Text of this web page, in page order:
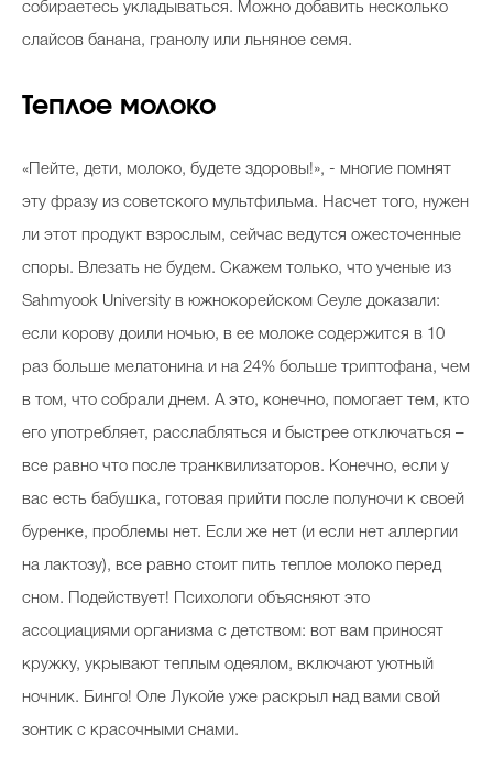
собираетесь укладываться. Можно добавить несколько
слайсов банана, гранолу или льняное семя.
Теплое молоко
«Пейте, дети, молоко, будете здоровы!», - многие помнят
эту фразу из советского мультфильма. Насчет того, нужен
ли этот продукт взрослым, сейчас ведутся ожесточенные
споры. Влезать не будем. Скажем только, что ученые из
Sahmyook University в южнокорейском Сеуле доказали:
если корову доили ночью, в ее молоке содержится в 10
раз больше мелатонина и на 24% больше триптофана, чем
в том, что собрали днем. А это, конечно, помогает тем, кто
его употребляет, расслабляться и быстрее отключаться –
все равно что после транквилизаторов. Конечно, если у
вас есть бабушка, готовая прийти после полуночи к своей
буренке, проблемы нет. Если же нет (и если нет аллергии
на лактозу), все равно стоит пить теплое молоко перед
сном. Подействует! Психологи объясняют это
ассоциациями организма с детством: вот вам приносят
кружку, укрывают теплым одеялом, включают уютный
ночник. Бинго! Оле Лукойе уже раскрыл над вами свой
зонтик с красочными снами.